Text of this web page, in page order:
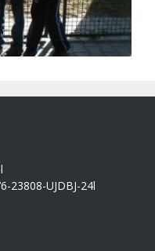
23808-UJDBJ-24l